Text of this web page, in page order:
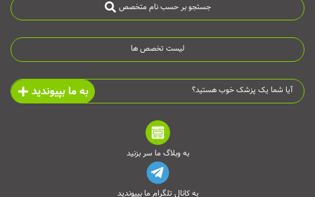
جستجو بر حسب نام متخصص
لیست تخصص ها
آیا شما یک پزشک خوب هستید؟ به ما بپیوندید
به وبلاگ ما سر بزنید
به کانال تلگرام ما بپیوندید